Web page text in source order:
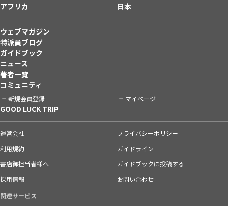
アフリカ
日本
ウェブマガジン
特派員ブログ
ガイドブック
ニュース
著者一覧
コミュニティ
新規会員登録 マイページ
GOOD LUCK TRIP
運営会社
プライバシーポリシー
利用規約
ガイドライン
書店御担当者様へ
ガイドブックに投稿する
採用情報
お問い合わせ
関連サービス